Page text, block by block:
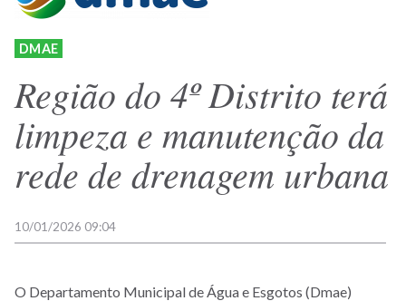
DMAE
Região do 4º Distrito terá
limpeza e manutenção da
rede de drenagem urbana
10/01/2026 09:04
O Departamento Municipal de Água e Esgotos (Dmae)